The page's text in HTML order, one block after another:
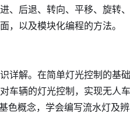
、后退、转向、平移、旋转
，以及模块化编程的方法。
详解。在简单灯光控制的基
车辆的灯光控制，实现无人
色概念，学会编写流水灯及辨